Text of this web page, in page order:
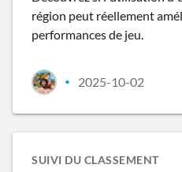
région peut réellement
performances de jeu.
• 2025-10-02
SUIVI DU CLASSEMENT